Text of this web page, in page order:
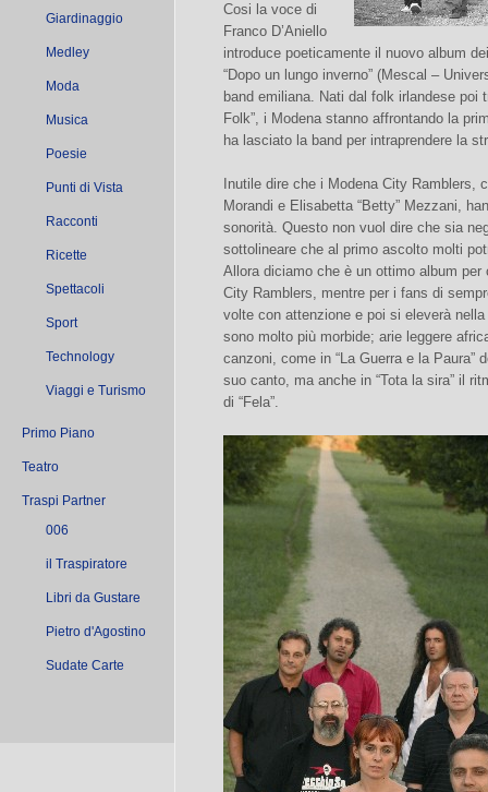
Giardinaggio
Medley
Moda
Musica
Poesie
Punti di Vista
Racconti
Ricette
Spettacoli
Sport
Technology
Viaggi e Turismo
Primo Piano
Teatro
Traspi Partner
006
il Traspiratore
Libri da Gustare
Pietro d'Agostino
Sudate Carte
Cosi la voce di
Franco D’Aniello
introduce poeticamente il nuovo album
“Dopo un lungo inverno” (Mescal –
band emiliana. Nati dal folk irlandese poi
Folk”, i Modena stanno affrontando la
ha lasciato la band per intraprendere la
Inutile dire che i Modena City Ramblers,
Morandi e Elisabetta “Betty” Mezzani,
sonorità. Questo non vuol dire che sia
sottolineare che al primo ascolto molti
Allora diciamo che è un ottimo album per
City Ramblers, mentre per i fans di
volte con attenzione e poi si eleverà
sono molto più morbide; arie leggere
canzoni, come in “La Guerra e la Paura”
suo canto, ma anche in “Tota la sira” il
di “Fela”.